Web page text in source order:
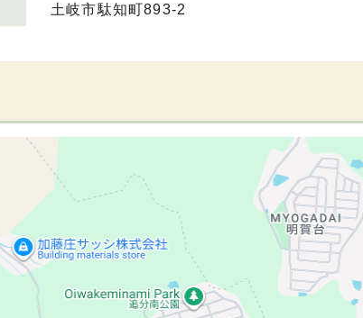
土岐市駄知町893-2